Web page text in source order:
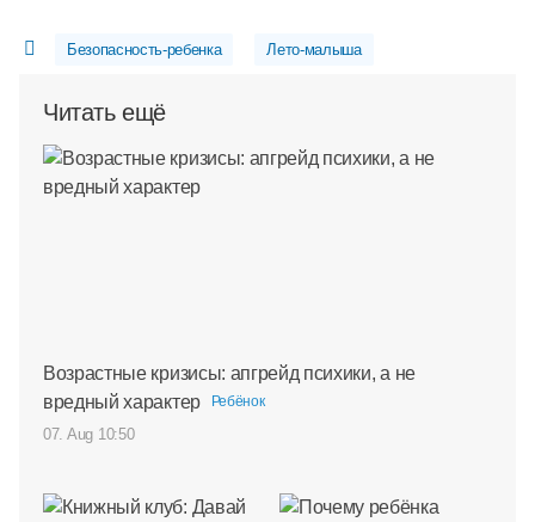
Безопасность-ребенка Лето-малыша
Читать ещё
Возрастные кризисы: апгрейд психики, а не
вредный характер
Ребёнок
07. Aug 10:50